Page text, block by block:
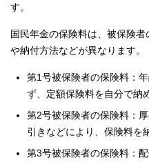
す。
国民年金の保険料は、被保険
や納付方法などが異なります。
第1号被保険者の保険料：
ず、定額保険料を自分で納
第2号被保険者の保険料：
引きなどにより、保険料を
第3号被保険者の保険料：